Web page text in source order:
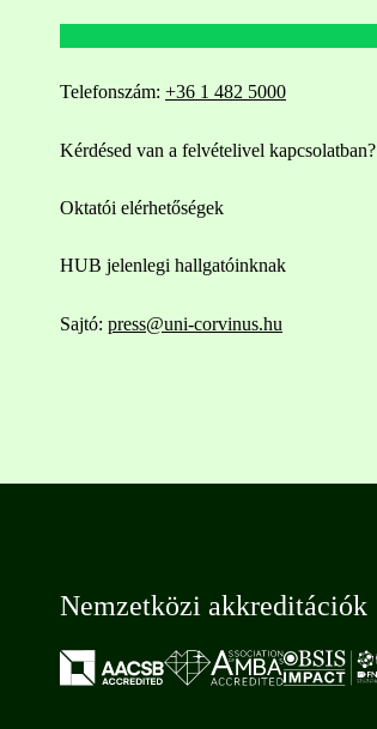
Telefonszám: +36 1 482 5000
Kérdésed van a felvételivel kapcsolatban?
Oktatói elérhetőségek
HUB jelenlegi hallgatóinknak
Sajtó: press@uni-corvinus.hu
Nemzetközi akkreditációk